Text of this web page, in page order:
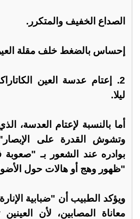
الصداع الخفيف والمتكرر.
إحساس بالضغط خلف مقلة
2. إعتام عدسة العين
ليلا.
أما بالنسبة لإعتام العدسة،
وتشوش القدرة على
بوادره عند الشعور بـ "صعوبة
"ظهور وهج أو هالات حول
ويؤكد الطبيب أن "ضبابية
معاناة المصابين، لأن